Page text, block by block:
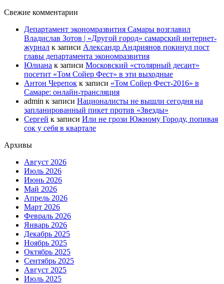
Свежие комментарии
Департамент экономразвития Самары возглавил
Владислав Зотов | «Другой город» самарский интернет-
журнал к записи Александр Андриянов покинул пост
главы департамента экономразвития
Юлиана к записи Московский «столярный десант»
посетит «Том Сойер Фест» в эти выходные
Антон Черепок к записи «Том Сойер Фест-2016» в
Самаре: онлайн-трансляция
admin к записи Националисты не вышли сегодня на
запланированный пикет против «Звезды»
Сергей к записи Или не грози Южному Городу, попивая
сок у себя в квартале
Архивы
Август 2026
Июль 2026
Июнь 2026
Май 2026
Апрель 2026
Март 2026
Февраль 2026
Январь 2026
Декабрь 2025
Ноябрь 2025
Октябрь 2025
Сентябрь 2025
Август 2025
Июль 2025